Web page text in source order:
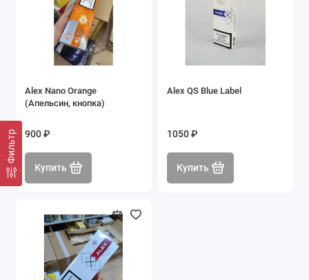
Фильтр
Alex Nano Orange
(Апельсин, кнопка)
900 ₽
Купить
Alex QS Blue Label
1050 ₽
Купить